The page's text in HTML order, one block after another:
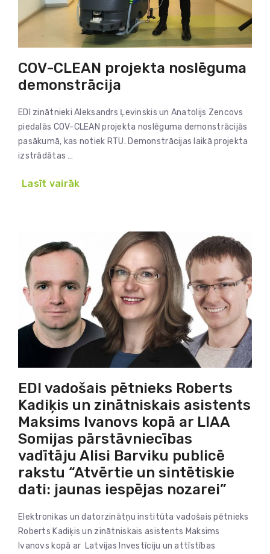
COV-CLEAN projekta noslēguma
demonstrācija
EDI zinātnieki Aleksandrs Ļevinskis un Anatolijs Zencovs
piedalās COV-CLEAN projekta noslēguma demonstrācijās
pasākumā, kas notiek RTU. Demonstrācijas laikā projekta
izstrādātas …
Lasīt vairāk
EDI vadošais pētnieks Roberts
Kadiķis un zinātniskais asistents
Maksims Ivanovs kopā ar LIAA
Somijas pārstāvniecības
vadītāju Alisi Barviku publicē
rakstu “Atvērtie un sintētiskie
dati: jaunas iespējas nozarei”
Elektronikas un datorzinātņu institūta vadošais pētnieks
Roberts Kadiķis un zinātniskais asistents Maksims
Ivanovs kopā ar Latvijas Investīciju un attīstības